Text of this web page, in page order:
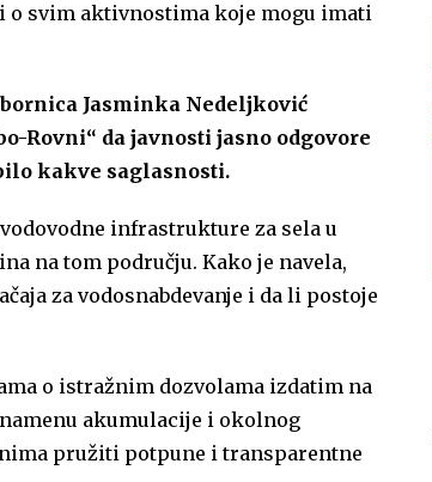
o svim aktivnostima koje mogu imati
Jasminka Nedeljković
Rovni“ da javnosti jasno odgovore
kakve saglasnosti.
infrastrukture za sela u
na tom području. Kako je navela,
za vodosnabdevanje i da li postoje
o istražnim dozvolama izdatim na
akumulacije i okolnog
pružiti potpune i transparentne